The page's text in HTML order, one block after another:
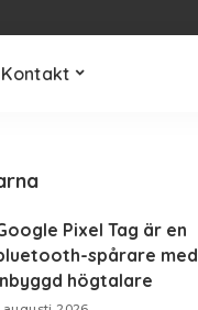
Kontakt
Pixel Tag är en
spårare med
högtalare